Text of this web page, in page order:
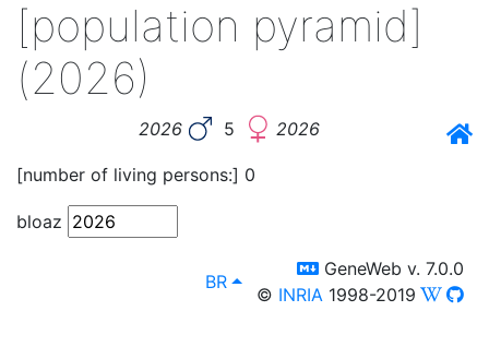
[population pyramid]
(2026)
2026 5 2026
[number of living persons:] 0
bloaz
lang
BR, Dibab a c'hellit ur yezh all
switch to templm
GeneWeb v. 7.0.0
© INRIA 1998-2019